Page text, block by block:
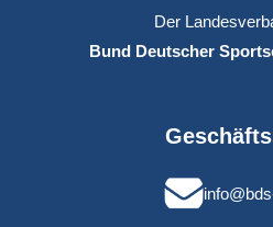
Der
Bund Deutscher